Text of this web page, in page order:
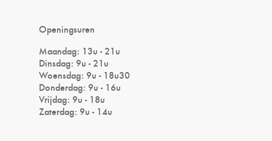
Openingsuren
Maandag: 13u - 21u
Dinsdag: 9u - 21u
Woensdag: 9u - 18u30
Donderdag: 9u - 16u
Vrijdag: 9u - 18u
Zaterdag: 9u - 14u